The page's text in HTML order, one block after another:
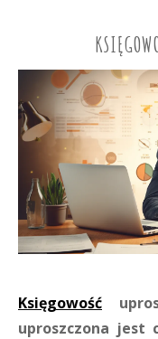
Księgowość
uproszczona jest